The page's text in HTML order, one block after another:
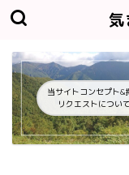
気
当サイトコンセプト&
リクエストについて